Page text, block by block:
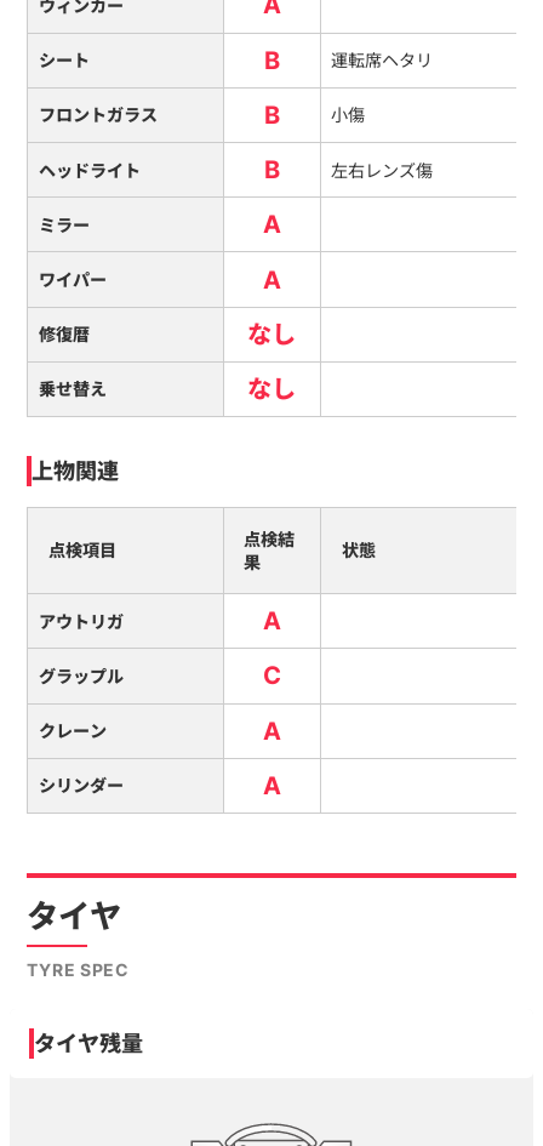
ウィンカー
シート B 運転席ヘタリ
フロントガラス B 小傷
ヘッドライト B 左右レンズ傷
ミラー A
ワイパー A
修復暦 なし
乗せ替え なし
上物関連
点検項目
点検結
果
状態
アウトリガ A
グラップル C
クレーン A
シリンダー A
タイヤ
TYRE SPEC
タイヤ残量